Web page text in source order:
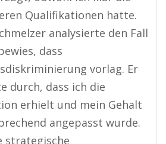
Qualifikationen hatte.
analysierte den Fall
dass
vorlag. Er
durch, dass ich die
erhielt und mein Gehalt
angepasst wurde.
strategische